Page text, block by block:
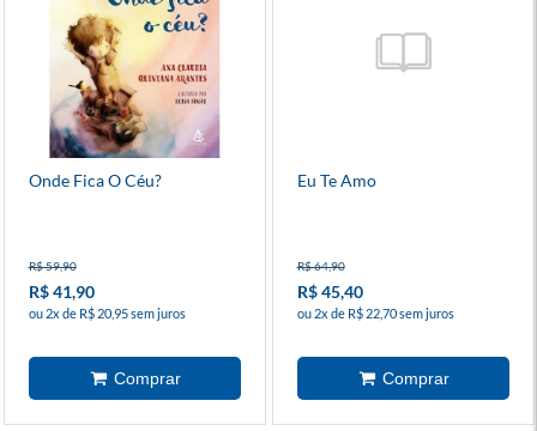
Onde Fica O Céu?
R$ 59,90
R$ 41,90
ou 2x de R$ 20,95 sem juros
Eu Te Amo
R$ 64,90
R$ 45,40
ou 2x de R$ 22,70 sem juros